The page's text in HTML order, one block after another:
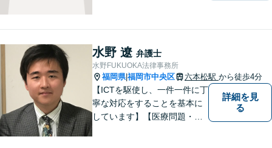
決への大きな一歩となりま
す。 些細なことでも、お気軽
にご相談下さい。
水野 遼 弁護士
水野FUKUOKA法律事務所
福岡県|福岡市中央区 六本松駅 から徒歩4分
【ICTを駆使し、一件一件に丁
寧な対応をすることを基本に
しています】【医療問題・交
詳細を見
る